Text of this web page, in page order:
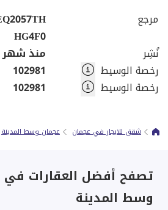
مرجع
HG4F0
نُشِر
منذ شهر
رخصة الوسيط
102981
رخصة الوسيط
102981
شقق للايجار في عجمان عجمان وسط المدينة
تصفح أفضل العقارات في
وسط المدينة